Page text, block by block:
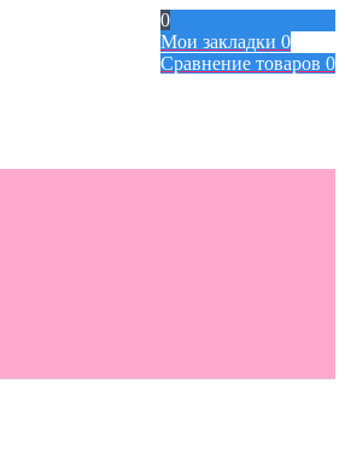
0
Мои закладки 0
Сравнение товаров 0